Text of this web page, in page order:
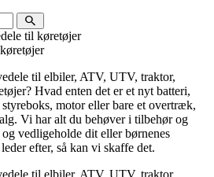
til køretøjer
til elbiler, ATV, UTV, traktor,
Hvad enten det er et nyt batteri,
motor eller bare et overtræk,
Vi har alt du behøver i tilbehør og
vedligeholde dit eller børnenes
efter, så kan vi skaffe det.
til elbiler, ATV, UTV, traktor,